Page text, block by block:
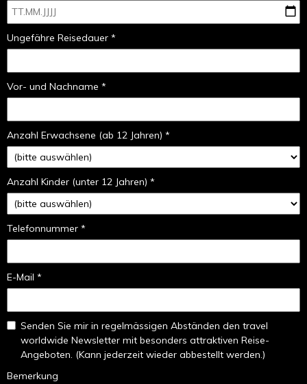
Ungefähre Reisedauer *
Vor- und Nachname *
Anzahl Erwachsene (ab 12 Jahren) *
Anzahl Kinder (unter 12 Jahren) *
Telefonnummer *
E-Mail *
Senden Sie mir in regelmässigen Abständen den travel
worldwide Newsletter mit besonders attraktiven Reise-
Angeboten. (Kann jederzeit wieder abbestellt werden.)
Bemerkung